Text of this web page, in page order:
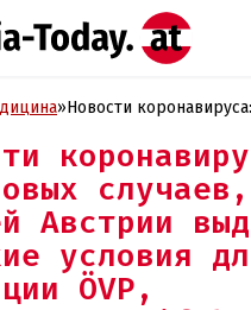
»Новости
жесткие условия для
лаборатория Lifebrain
увольняет очередную
сотрудников, случай
после короны
случаев,
Австрии
условия
ÖVP,